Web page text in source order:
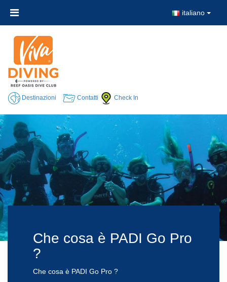
italiano
Destinazioni Contatti Check In
Che cosa è PADI Go Pro
?
Che cosa è PADI Go Pro ?